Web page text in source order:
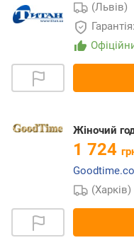
(Львів)
Жіночий
1 724
(Харків)